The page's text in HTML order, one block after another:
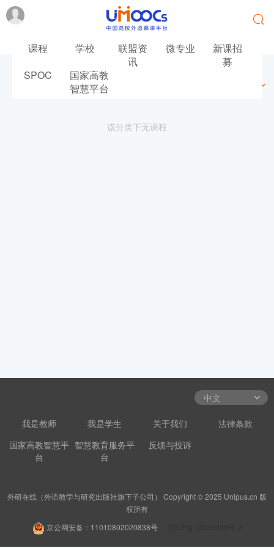
课程 学校
联盟资
讯
微专业
新课招
募
SPOC
国家高教
智慧平台
该分类下无课程
我是教师 我是学生 关于我们
法律条款
国家高教智慧平
台
智慧教育服务平
台
反馈与投诉
外研在线（外语教学与研究出版社旗下子公司） Copyright © 2025 Unipus.cn 版
权所有
京公网安备：11010802020838号